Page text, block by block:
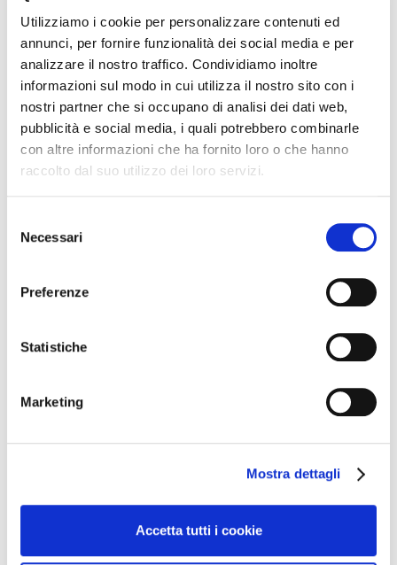
Utilizziamo i cookie per personalizzare contenuti ed
annunci, per fornire funzionalità dei social media e per
analizzare il nostro traffico. Condividiamo inoltre
informazioni sul modo in cui utilizza il nostro sito con i
nostri partner che si occupano di analisi dei dati web,
pubblicità e social media, i quali potrebbero combinarle
con altre informazioni che ha fornito loro o che hanno
raccolto dal suo utilizzo dei loro servizi.
delNecessari
Preferenze
Statistiche
Marketing
Mostra dettagli
Accetta tutti i cookie
I posti sono limitati e riservati a soci e loro
accompagnatori.
Per esigenze di organizzazione e prenotazione le
conferme devono pervenire entro venerdì 3 giugno,
fino ad esaurimento dei posti disponibili, con mail